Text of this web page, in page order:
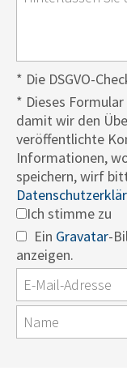
* Die DSGVO-
* Dieses
damit wir den
veröffentlichte
Informationen,
speichern, wirf
Ich stimme zu
Ein Gravatar-
anzeigen.